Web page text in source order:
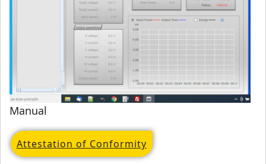
Manual
Attestation of Conformity